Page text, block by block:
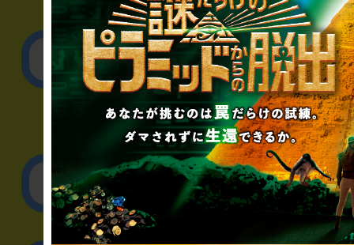
▼一般のお客様
公演内容、チケット
▼企業／法人の方
リアル脱出ゲーム制作